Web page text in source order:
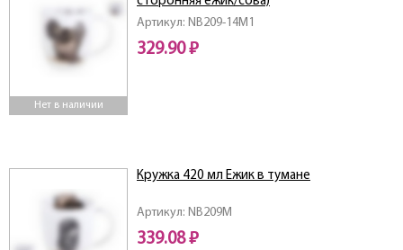
Нет в наличии
Артикул: NB209-14M1
329.90 ₽
Артикул: NB209M
Кружка 420 мл Ежик в тумане
339.08 ₽